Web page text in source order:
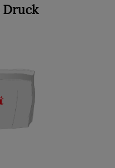
Druck